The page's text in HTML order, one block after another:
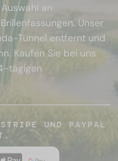
an
Unser
Tunnel entfernt und
Kaufen Sie bei uns
tägigen
UND PAYPAL